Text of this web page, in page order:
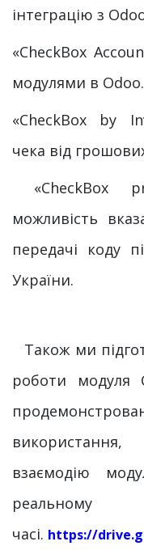
інтеграцію з
«CheckBox
модулями в Odoo.
«CheckBox by
чека від
«СheckBox
можливість
передачі коду
України.
​Також ми
роботи модуля
використання,
взаємодію
реальному
часі. https://